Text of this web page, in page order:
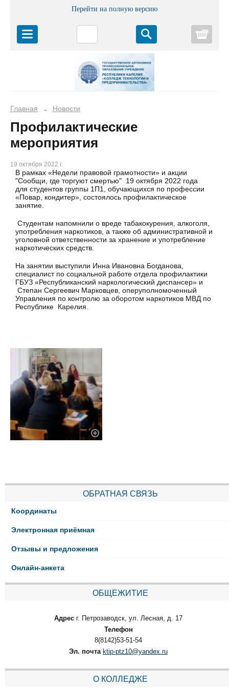
Перейти на полную версию
Главная → Новости
Профилактические
мероприятия
19 октября 2022 г.
В рамках «Недели правовой грамотности» и акции
"Сообщи, где торгуют смертью" 19 октября 2022 года
для студентов группы 1П1, обучающихся по профессии
«Повар, кондитер», состоялось профилактическое
занятие.
Студентам напомнили о вреде табакокурения, алкоголя,
употребления наркотиков, а также об административной и
уголовной ответственности за хранение и употребление
наркотических средств.
На занятии выступили Инна Ивановна Богданова,
специалист по социальной работе отдела профилактики
ГБУЗ «Республиканский наркологический диспансер» и
Степан Сергеевич Марковцев, оперуполномоченный
Управления по контролю за оборотом наркотиков МВД по
Республике Карелия.
ОБРАТНАЯ СВЯЗЬ
Координаты
Электронная приёмная
Отзывы и предложения
Онлайн-анкета
ОБЩЕЖИТИЕ
Адрес г. Петрозаводск, ул. Лесная, д. 17
Телефон
8(8142)53-51-54
Эл. почта ktip-ptz10@yandex.ru
О КОЛЛЕДЖЕ